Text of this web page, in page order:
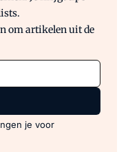
om artikelen uit de
je voor